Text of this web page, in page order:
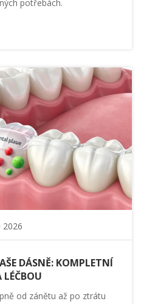
potřebách.
2026
DÁSNĚ: KOMPLETNÍ
LÉČBOU
od zánětu až po ztrátu